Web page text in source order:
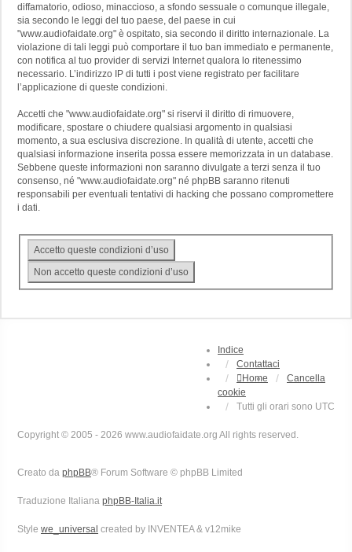
diffamatorio, odioso, minaccioso, a sfondo sessuale o comunque illegale,
sia secondo le leggi del tuo paese, del paese in cui
"www.audiofaidate.org" è ospitato, sia secondo il diritto internazionale. La
violazione di tali leggi può comportare il tuo ban immediato e permanente,
con notifica al tuo provider di servizi Internet qualora lo ritenessimo
necessario. L’indirizzo IP di tutti i post viene registrato per facilitare
l’applicazione di queste condizioni.
Accetti che "www.audiofaidate.org" si riservi il diritto di rimuovere,
modificare, spostare o chiudere qualsiasi argomento in qualsiasi
momento, a sua esclusiva discrezione. In qualità di utente, accetti che
qualsiasi informazione inserita possa essere memorizzata in un database.
Sebbene queste informazioni non saranno divulgate a terzi senza il tuo
consenso, né "www.audiofaidate.org" né phpBB saranno ritenuti
responsabili per eventuali tentativi di hacking che possano compromettere
i dati.
Indice
Contattaci
Home
Cancella
cookie
Tutti gli orari sono UTC
Copyright © 2005 - 2026 www.audiofaidate.org All rights reserved.
Creato da phpBB® Forum Software © phpBB Limited
Traduzione Italiana phpBB-Italia.it
Style we_universal created by INVENTEA & v12mike